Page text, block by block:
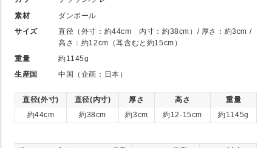
素材
ダンボール
サイズ
直径（外寸：約44cm 内寸：約38cm）/ 厚さ：約3cm /
高さ：約12cm（耳含むと約15cm）
重量
約1145g
生産国
中国（企画：日本）
直径(外寸) 直径(内寸) 厚さ 高さ
重量
約44cm
約38cm 約3cm 約12-15cm 約1145g